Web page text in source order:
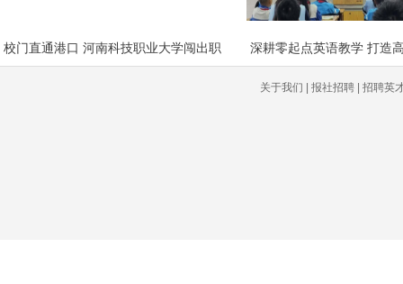
校门直通港口 河南科技职业大学闯出职 深耕零起点英语教学 打造
关于我们 | 报社招聘 | 招聘英